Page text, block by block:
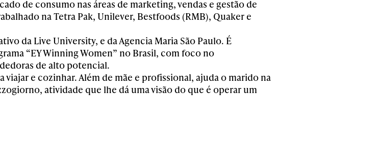
de consumo nas áreas de marketing, vendas e gestão de
naTetra Pak, Unilever, Bestfoods (RMB), Quaker e
da Live University, e da Agencia Maria São Paulo. É
“EY Winning Women” no Brasil, com foco no
de alto potencial.
aviajar e cozinhar. Além de mãe e profissional, ajuda o marido na
atividade que lhe dá uma visão do que é operar um